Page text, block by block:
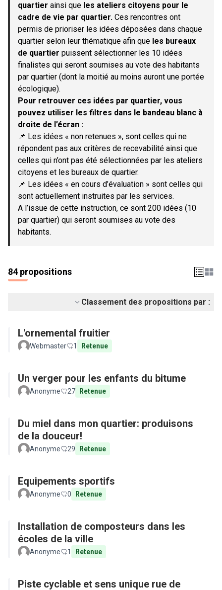
quartier ainsi que les ateliers citoyens pour le
cadre de vie par quartier. Ces rencontres ont
permis de prioriser les idées déposées dans chaque
quartier selon leur thématique afin que les bureaux
de quartier puissent sélectionner les 10 idées
finalistes qui seront soumises au vote des habitants
par quartier (dont la moitié au moins auront une portée
écologique).
Pour retrouver ces idées par quartier, vous
pouvez utiliser les filtres dans le bandeau blanc à
droite de l’écran :
📌 Les idées « non retenues », sont celles qui ne
répondent pas aux critères de recevabilité ainsi que
celles qui n’ont pas été sélectionnées par les ateliers
citoyens et les bureaux de quartier.
📌 Les idées « en cours d’évaluation » sont celles qui
sont actuellement instruites par les services.
A l’issue de cette instruction, ce sont 200 idées (10
par quartier) qui seront soumises au vote des
habitants.
84 propositions
Classement des propositions par :
L'ornemental fruitier
Webmaster 1 Retenue
Un verger pour les enfants du bitume
Anonyme 27 Retenue
Du miel dans mon quartier: produisons
de la douceur!
Anonyme 29 Retenue
Equipements sportifs
Anonyme 0 Retenue
Installation de composteurs dans les
écoles de la ville
Anonyme 1 Retenue
Piste cyclable et sens unique rue de